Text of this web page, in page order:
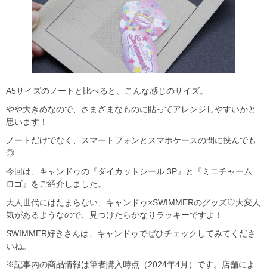
A5サイズのノートと比べると、こんな感じのサイズ。
やや大きめなので、さまざまなものに貼ってアレンジしやすいかと
思います！
ノートだけでなく、スマートフォンとスマホケースの間に挟んでも
◎
今回は、キャンドゥの『ダイカットシール 3P』と『ミニチャーム
ロゴ』をご紹介しました。
大人世代にはたまらない、キャンドゥ×SWIMMERのグッズ♡大変人
気があるようなので、見つけたらかなりラッキーですよ！
SWIMMER好きさんは、キャンドゥでぜひチェックしてみてくださ
いね。
※記事内の商品情報は筆者購入時点（2024年4月）です。店舗によ